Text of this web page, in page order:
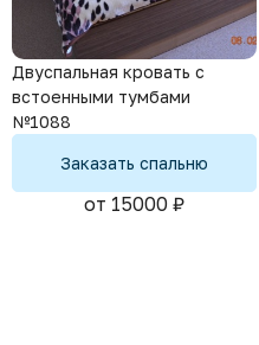
Двуспальная кровать с
встоенными тумбами
№1088
Заказать спальню
от 15000 ₽